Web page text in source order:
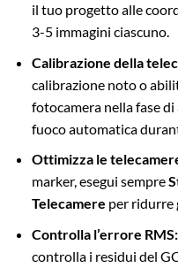
il tuo progetto alle
3-5 immagini ciascuno.
Calibrazione della
calibrazione noto o
fotocamera nella fase
fuoco automatica
Ottimizza le
marker, esegui sempre
Telecamere per ridurre
Controlla l’errore RMS:
controlla i residui del